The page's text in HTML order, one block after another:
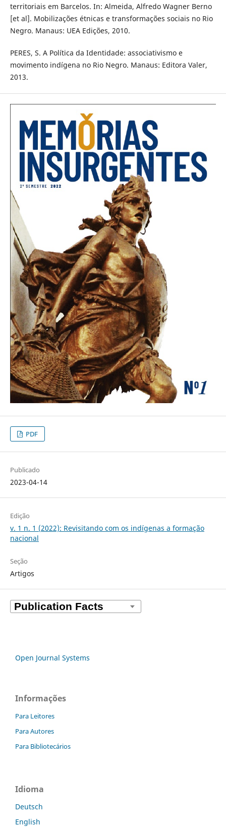
territoriais em Barcelos. In: Almeida, Alfredo Wagner Berno
[et al]. Mobilizações étnicas e transformações sociais no Rio
Negro. Manaus: UEA Edições, 2010.
PERES, S. A Política da Identidade: associativismo e
movimento indígena no Rio Negro. Manaus: Editora Valer,
2013.
PDF
Publicado
2023-04-14
Edição
v. 1 n. 1 (2022): Revisitando com os indígenas a formação
nacional
Seção
Artigos
Open Journal Systems
Informações
Para Leitores
Para Autores
Para Bibliotecários
Idioma
Deutsch
English